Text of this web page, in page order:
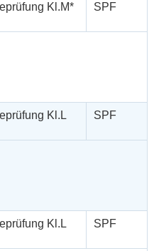
Kl.M* SPF
Kl.L SPF
Kl.L SPF